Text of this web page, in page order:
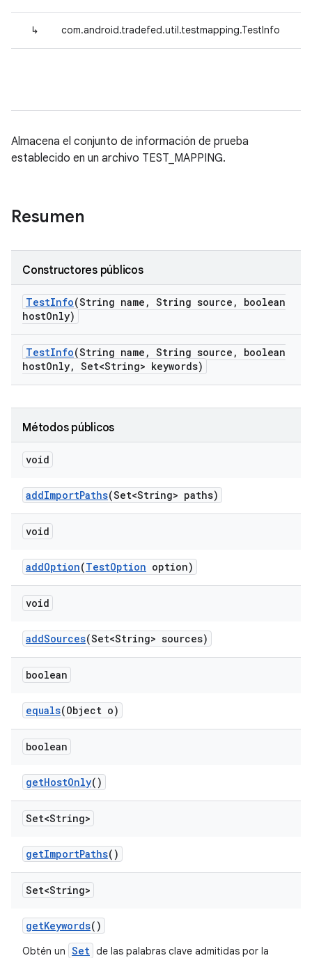
↳ com.android.tradefed.util.testmapping.TestInfo
Almacena el conjunto de información de prueba
establecido en un archivo TEST_MAPPING.
Resumen
Constructores públicos
TestInfo(String name , String source ,
boolean
hostOnly)
TestInfo(String name , String source ,
boolean
hostOnly, Set<String> keywords)
Métodos públicos
void
addImportPaths(Set<String> paths)
void
addOption(TestOption option)
void
addSources(Set<String> sources)
boolean
equals(Object o)
boolean
getHostOnly()
Set<String>
getImportPaths()
Set<String>
getKeywords()
Obtén un Set de las palabras clave admitidas por la